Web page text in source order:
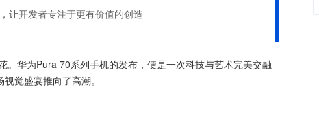
让开发者专注于更有价值的创造
华为Pura 70系列手机的发布，便是一次科技与艺术完美交融
觉盛宴推向了高潮。